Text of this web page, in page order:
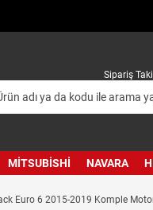
Sipariş
MITSUBISHI NAVARA
Euro 6 2015-2019 Komple